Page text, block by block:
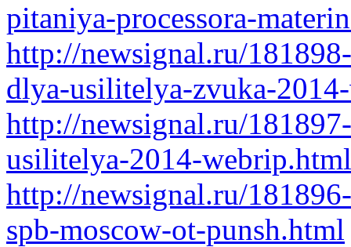
pitaniya-processora-
http://newsignal.ru/
dlya-usilitelya-zvuka-
http://newsignal.ru/
usilitelya-2014-webrip.html
http://newsignal.ru/
spb-moscow-ot-punsh.html